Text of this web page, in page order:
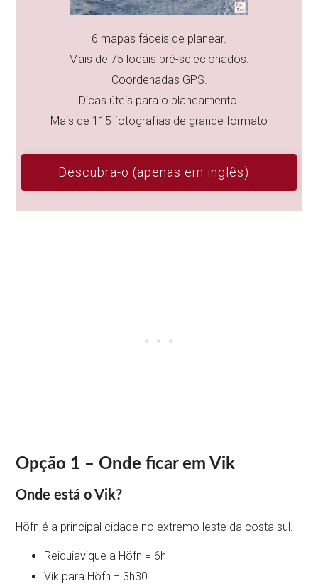
6 mapas fáceis de planear.
Mais de 75 locais pré-selecionados.
Coordenadas GPS.
Dicas úteis para o planeamento.
Mais de 115 fotografias de grande formato
Descubra-o (apenas em inglês)
Opção 1 – Onde ficar em Vik
Onde está o Vik?
Höfn é a principal cidade no extremo leste da costa sul.
Reiquiavique a Höfn = 6h
Vik para Höfn = 3h30